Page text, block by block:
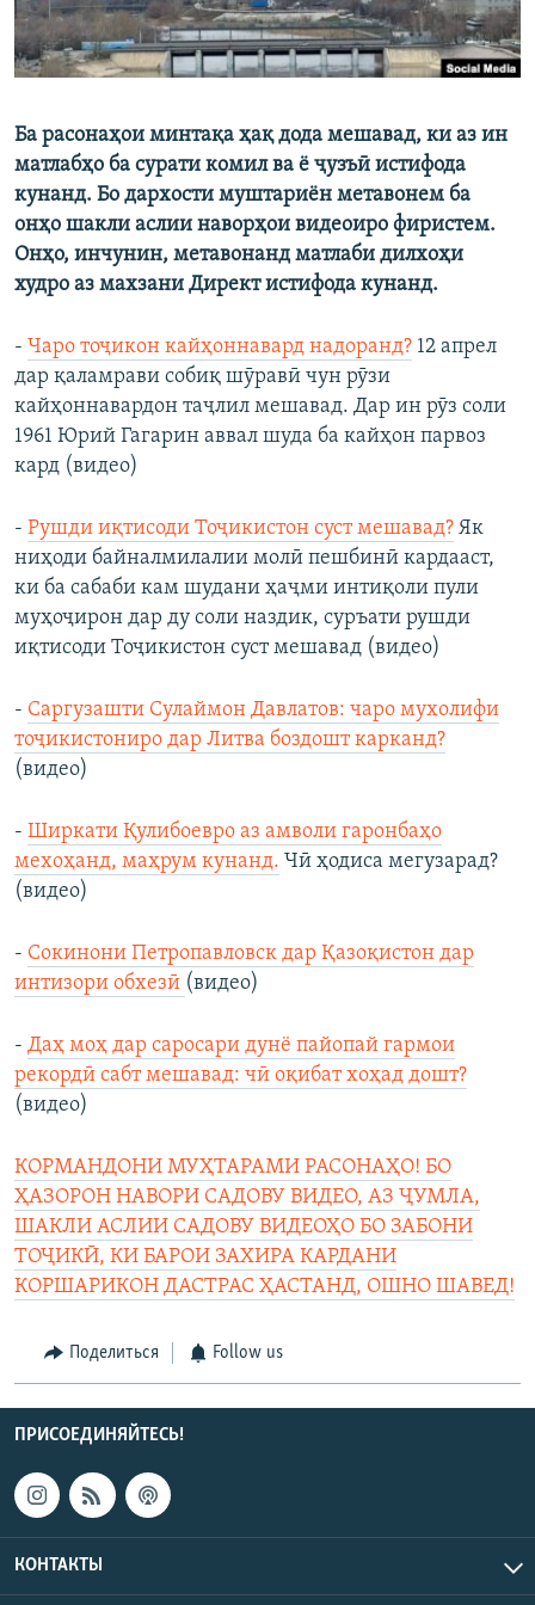
Ба расонаҳои минтақа ҳақ дода мешавад, ки аз ин
матлабҳо ба сурати комил ва ё ҷузъӣ истифода
кунанд. Бо дархости муштариён метавонем ба
онҳо шакли аслии наворҳои видеоиро фиристем.
Онҳо, инчунин, метавонанд матлаби дилхоҳи
худро аз махзани Директ истифода кунанд.
- Чаро тоҷикон кайҳоннавард надоранд? 12 апрел
дар қаламрави собиқ шӯравӣ чун рӯзи
кайҳоннавардон таҷлил мешавад. Дар ин рӯз соли
1961 Юрий Гагарин аввал шуда ба кайҳон парвоз
кард (видео)
- Рушди иқтисоди Тоҷикистон суст мешавад? Як
ниҳоди байналмилалии молӣ пешбинӣ кардааст,
ки ба сабаби кам шудани ҳаҷми интиқоли пули
муҳоҷирон дар ду соли наздик, суръати рушди
иқтисоди Тоҷикистон суст мешавад (видео)
- Саргузашти Сулаймон Давлатов: чаро мухолифи
тоҷикистониро дар Литва боздошт карканд?
(видео)
- Ширкати Қулибоевро аз амволи гаронбаҳо
мехоҳанд, маҳрум кунанд. Чӣ ҳодиса мегузарад?
(видео)
- Сокинони Петропавловск дар Қазоқистон дар
интизори обхезӣ (видео)
- Даҳ моҳ дар саросари дунё пайопай гармои
рекордӣ сабт мешавад: чӣ оқибат хоҳад дошт?
(видео)
КОРМАНДОНИ МУҲТАРАМИ РАСОНАҲО! БО
ҲАЗОРОН НАВОРИ САДОВУ ВИДЕО, АЗ ҶУМЛА,
ШАКЛИ АСЛИИ САДОВУ ВИДЕОҲО БО ЗАБОНИ
ТОҶИКӢ, КИ БАРОИ ЗАХИРА КАРДАНИ
КОРШАРИКОН ДАСТРАС ҲАСТАНД, ОШНО ШАВЕД!
Поделиться Follow us
ПРИСОЕДИНЯЙТЕСЬ!
КОНТАКТЫ